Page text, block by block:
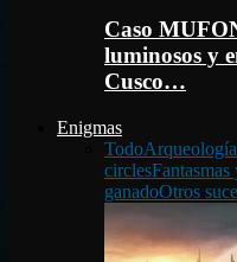
Caso
luminosos y
Cusco…
Enigmas
Todo
circles
ganadoOtros